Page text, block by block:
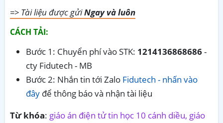
=> Tài liệu được gửiNgay và luôn
CÁCH TẢI:
Bước 1: Chuyển phí vào STK: 1214136868686-
cty Fidutech - MB
Bước 2: Nhắn tin tới Zalo Fidutech - nhấn vào
đây để thông báo và nhận tài liệu
Từ khóa: giáo án điện tử tin học 10 cánh diều, giáo